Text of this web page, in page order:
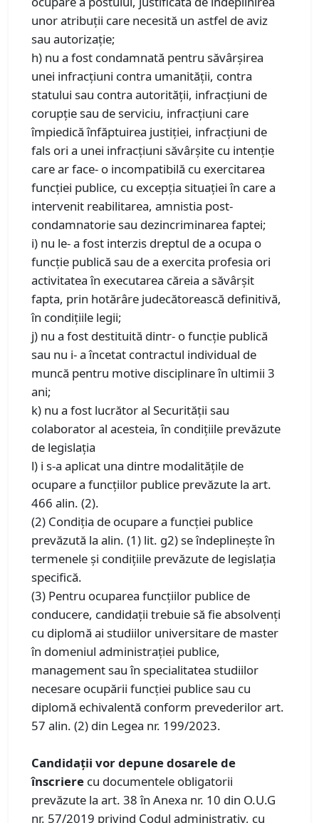
unor atribuţii care necesită un astfel de aviz
sau autorizaţie;
h) nu a fost condamnată pentru săvârşirea
unei infracţiuni contra umanităţii, contra
statului sau contra autorităţii, infracţiuni de
corupţie sau de serviciu, infracţiuni care
împiedică înfăptuirea justiţiei, infracţiuni de
fals ori a unei infracţiuni săvârşite cu intenţie
care ar face- o incompatibilă cu exercitarea
funcţiei publice, cu excepţia situaţiei în care a
intervenit reabilitarea, amnistia post-
condamnatorie sau dezincriminarea faptei;
i) nu le- a fost interzis dreptul de a ocupa o
funcţie publică sau de a exercita profesia ori
activitatea în executarea căreia a săvârşit
fapta, prin hotărâre judecătorească definitivă,
în condiţiile legii;
j) nu a fost destituită dintr- o funcţie publică
sau nu i- a încetat contractul individual de
muncă pentru motive disciplinare în ultimii 3
ani;
k) nu a fost lucrător al Securităţii sau
colaborator al acesteia, în condiţiile prevăzute
de legislaţia
l) i s-a aplicat una dintre modalităţile de
ocupare a funcţiilor publice prevăzute la art.
466 alin. (2).
(2) Condiţia de ocupare a funcţiei publice
prevăzută la alin. (1) lit. g2) se îndeplineşte în
termenele şi condiţiile prevăzute de legislaţia
specifică.
(3) Pentru ocuparea funcţiilor publice de
conducere, candidaţii trebuie să fie absolvenţi
cu diplomă ai studiilor universitare de master
în domeniul administraţiei publice,
management sau în specialitatea studiilor
necesare ocupării funcţiei publice sau cu
diplomă echivalentă conform prevederilor art.
57 alin. (2) din Legea nr. 199/2023.
Candidaţii vor depune dosarele de
înscriere cu documentele obligatorii
prevăzute la art. 38 în Anexa nr. 10 din O.U.G
nr. 57/2019 privind Codul administrativ, cu